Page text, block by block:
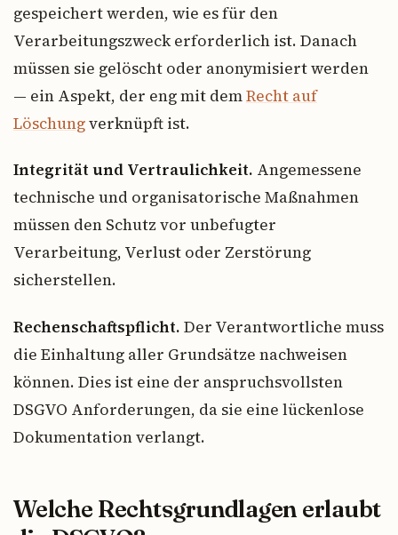
gespeichert werden, wie es für den
Verarbeitungszweck erforderlich ist. Danach
müssen sie gelöscht oder anonymisiert werden
— ein Aspekt, der eng mit demRecht auf
Löschungverknüpft ist.
Integrität und Vertraulichkeit. Angemessene
technische und organisatorische Maßnahmen
müssen den Schutz vor unbefugter
Verarbeitung, Verlust oder Zerstörung
sicherstellen.
Rechenschaftspflicht. Der Verantwortliche muss
die Einhaltung aller Grundsätze nachweisen
können. Dies ist eine der anspruchsvollsten
DSGVO Anforderungen, da sie eine lückenlose
Dokumentation verlangt.
Welche Rechtsgrundlagen erlaubt